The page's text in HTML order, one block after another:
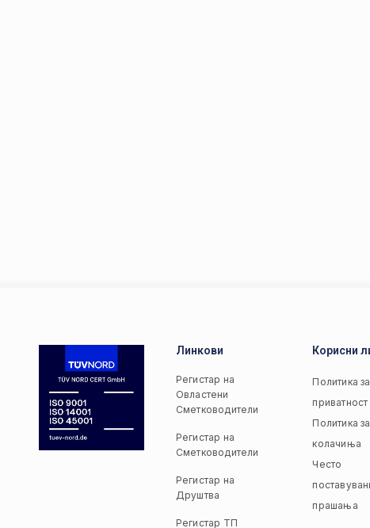
Линкови
Регистар на
Овластени
Сметководители
Регистар на
Сметководители
Регистар на
Друштва
Регистар ТП
Корисни
Политика за
приватност
Политика за
колачиња
Често
прашања